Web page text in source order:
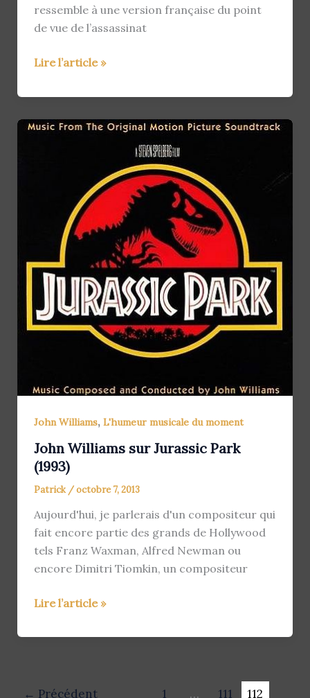
ressemble à une version française du point
de vue de l’assassinat
Ennio
sur
I
comme
Lire l’article »
John Williams, L'humeur musicale du moment
John Williams sur Jurassic Park
(1993)
Patrick /octobre 7, 2013
Aujourd'hui, je parlerais d'un compositeur qui
fait encore partie des grands de Hollywood
tels Franz Waxman, Alfred Newman ou
encore Dimitri Tiomkin, un compositeur
John
sur
(1993)
Lire l’article »
← Précédent 1 … 111 112